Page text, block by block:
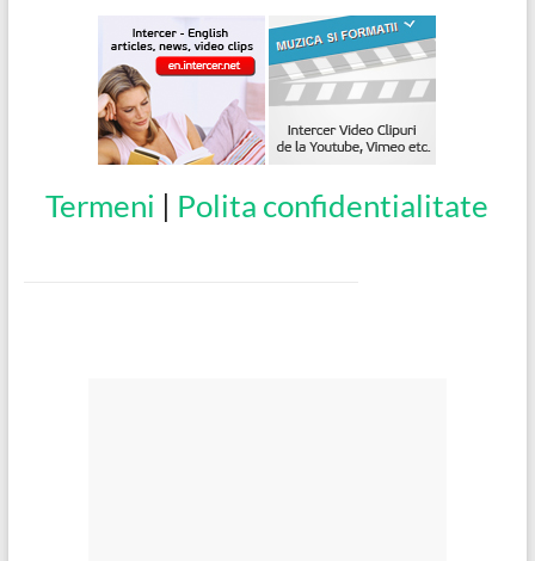
Termeni | Polita confidentialitate